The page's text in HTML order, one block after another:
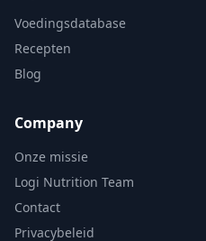
Voedingsdatabase
Recepten
Blog
Company
Onze missie
Logi Nutrition Team
Contact
Privacybeleid